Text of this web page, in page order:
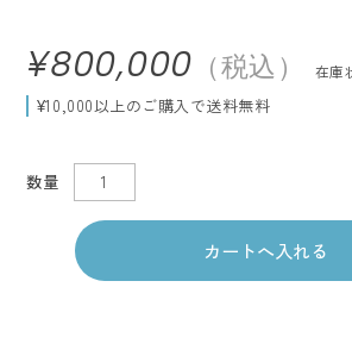
¥800,000 （税込） 在庫
¥10,000以上のご購入で送料無料
数量